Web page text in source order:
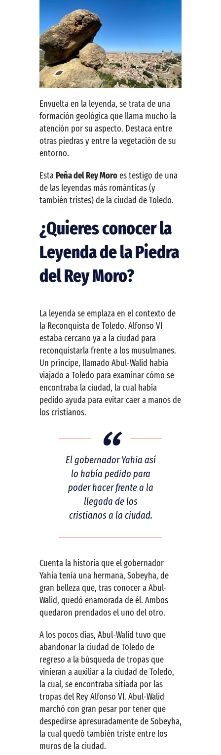
Envuelta en la leyenda, se trata de una
formación geológica que llama mucho la
atención por su aspecto. Destaca entre
otras piedras y entre la vegetación de su
entorno.
EstaPeña del Rey Moroes testigo de una
de las leyendas más románticas (y
también tristes) de la ciudad de Toledo.
¿Quieres conocer la
Leyenda de la Piedra
del Rey Moro?
La leyenda se emplaza en el contexto de
la Reconquista de Toledo. Alfonso VI
estaba cercano ya a la ciudad para
reconquistarla frente a los musulmanes.
Un príncipe, llamado Abul-Walid había
viajado a Toledo para examinar cómo se
encontraba la ciudad, la cual había
pedido ayuda para evitar caer a manos de
los cristianos.
El gobernador Yahia así
lo había pedido para
poder hacer frente a la
llegada de los
cristianos a la ciudad.
Cuenta la historia que el gobernador
Yahia tenía una hermana, Sobeyha, de
gran belleza que, tras conocer a Abul-
Walid, quedó enamorada de él. Ambos
quedaron prendados el uno del otro.
A los pocos días, Abul-Walid tuvo que
abandonar la ciudad de Toledo de
regreso a la búsqueda de tropas que
vinieran a auxiliar a la ciudad de Toledo,
la cual, se encontraba sitiada por las
tropas del Rey Alfonso VI. Abul-Walid
marchó con gran pesar por tener que
despedirse apresuradamente de Sobeyha,
la cual quedó también triste entre los
muros de la ciudad.